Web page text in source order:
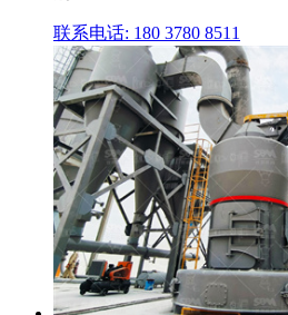
联系电话: 180 3780 8511